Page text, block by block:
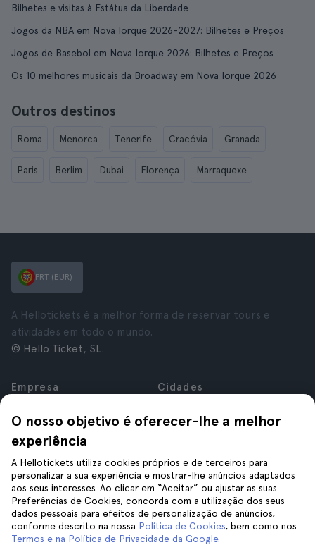
Bilhetes e visitas à Estátua da Liberdade
Jogos da NBA em Nova Iorque 2026-2027: Bilhetes e Preços
Jogos de Basebol em Nova Iorque 2026: Bilhetes e Preços
Os 10 melhores musicais da Broadway em Nova Iorque 2026
Outros destinos
Roma Menorca Tenerife Cracóvia Granada
Paris Berlim Dubai Florença Marraquexe
O nosso objetivo é oferecer-lhe a melhor
experiência
A Hellotickets utiliza cookies próprios e de terceiros para
personalizar a sua experiência e mostrar-lhe anúncios adaptados
aos seus interesses. Ao clicar em “Aceitar” ou ajustar as suas
Preferências de Cookies, concorda com a utilização dos seus
dados pessoais para efeitos de personalização de anúncios,
conforme descrito na nossa Política de Cookies, bem como nos
Termos e na Política de Privacidade da Google.
PRT (EUR)
A Hellotickets é a melhor forma de reservar tours e
atividades em todo o mundo.
© Hello Ticket, SL.
Empresa
Carreiras
Afiliados
Avaliações
Privacidade
Termos e Condições
Aviso Legal
Cookies
Cidades
Roma
Londres
Granada
Cracóvia
Tenerife